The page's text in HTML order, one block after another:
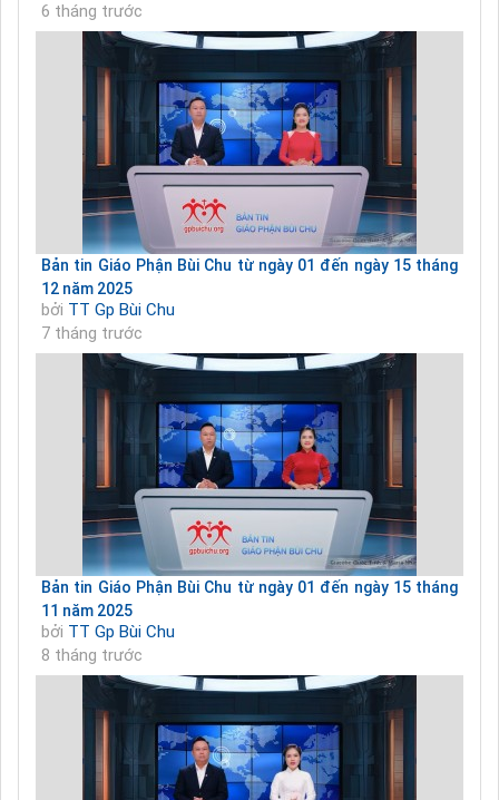
6 tháng trước
Bản tin Giáo Phận Bùi Chu từ ngày 01 đến ngày 15 tháng
12 năm 2025
bởi TT Gp Bùi Chu
7 tháng trước
Bản tin Giáo Phận Bùi Chu từ ngày 01 đến ngày 15 tháng
11 năm 2025
bởi TT Gp Bùi Chu
8 tháng trước